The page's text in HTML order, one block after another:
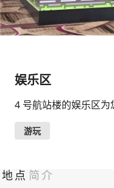
网
站:
择
言:
娱乐区
4 号航站楼的娱乐区为
游玩
地点 简介